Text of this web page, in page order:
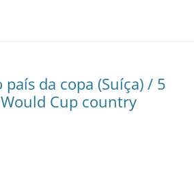
da copa (Suíça) / 5
Cup country